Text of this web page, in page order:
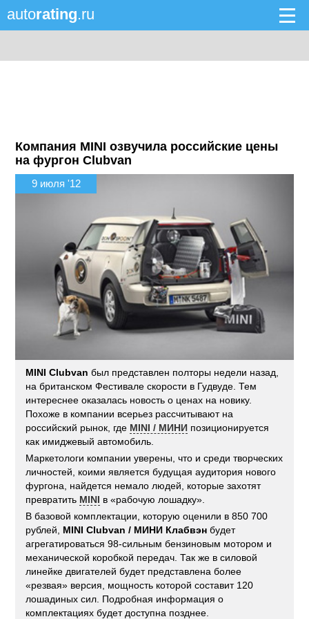
autorating.ru
Компания MINI озвучила российские цены
на фургон Clubvan
9 июля '12
MINI Clubvan был представлен полторы недели назад,
на британском Фестивале скорости в Гудвуде. Тем
интереснее оказалась новость о ценах на новику.
Похоже в компании всерьез рассчитывают на
российский рынок, где MINI / МИНИ позиционируется
как имиджевый автомобиль.
Маркетологи компании уверены, что и среди творческих
личностей, коими является будущая аудитория нового
фургона, найдется немало людей, которые захотят
превратить MINI в «рабочую лошадку».
В базовой комплектации, которую оценили в 850 700
рублей, MINI Clubvan / МИНИ Клабвэн будет
агрегатироваться 98-сильным бензиновым мотором и
механической коробкой передач. Так же в силовой
линейке двигателей будет представлена более
«резвая» версия, мощность которой составит 120
лошадиных сил. Подробная информация о
комплектациях будет доступна позднее.